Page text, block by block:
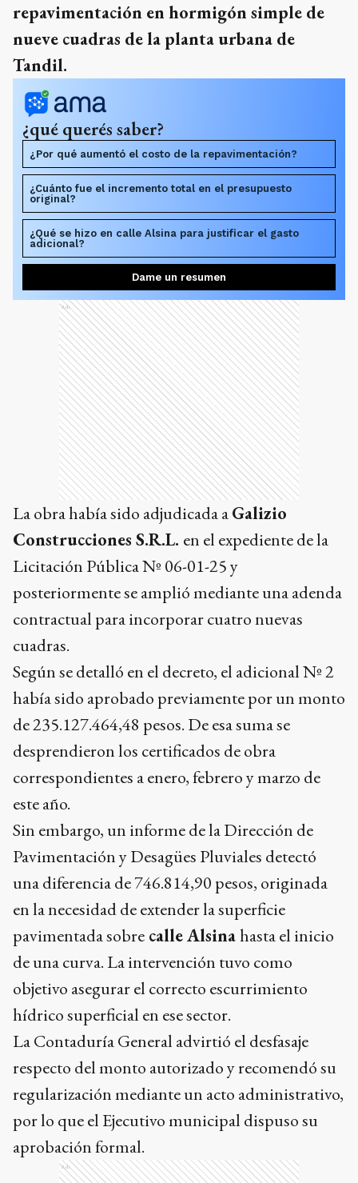
repavimentación en hormigón simple de
nueve cuadras de la planta urbana de
Tandil.
¿qué querés saber?
¿Por qué aumentó el costo de la repavimentación?
¿Cuánto fue el incremento total en el presupuesto
original?
¿Qué se hizo en calle Alsina para justificar el gasto
adicional?
Dame un resumen
Ads
La obra había sido adjudicada aGalizio
Construcciones S.R.L. en el expediente de la
Licitación Pública Nº 06-01-25 y
posteriormente se amplió mediante una adenda
contractual para incorporar cuatro nuevas
cuadras.
Según se detalló en el decreto, el adicional Nº 2
había sido aprobado previamente por un monto
de 235.127.464,48 pesos. De esa suma se
desprendieron los certificados de obra
correspondientes a enero, febrero y marzo de
este año.
Sin embargo, un informe de la Dirección de
Pavimentación y Desagües Pluviales detectó
una diferencia de 746.814,90 pesos, originada
en la necesidad de extender la superficie
pavimentada sobre calle Alsinahasta el inicio
de una curva. La intervención tuvo como
objetivo asegurar el correcto escurrimiento
hídrico superficial en ese sector.
La Contaduría General advirtió el desfasaje
respecto del monto autorizado y recomendó su
regularización mediante un acto administrativo,
por lo que el Ejecutivo municipal dispuso su
aprobación formal.
Ads